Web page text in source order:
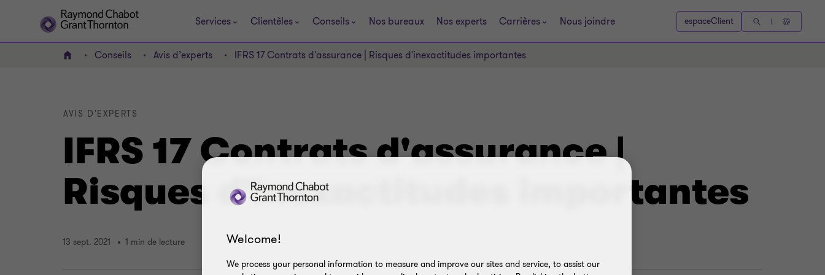
Services Clientèles Conseils Nos bureaux Nos experts Carrières Nous joindre espaceClient
ACCUEILConseils Avis d’experts IFRS 17 Contrats d'assurance | Risques d'inexactitudes importantes
IFRS 17 Contrats d'assurance |
Risques d'inexactitudes importantes
AVIS D'EXPERTS
13 sept. 2021 1 min de lecture Welcome!
We process your personal information to measure and improve our sites and service, to assist our